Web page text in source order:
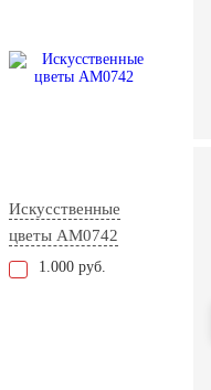
Искусственные
цветы AM0742
1.000 руб.